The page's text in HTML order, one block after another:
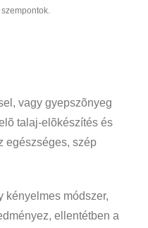
vagy gyepszõnyeg
talaj-elõkészítés és
egészséges, szép
kényelmes módszer,
ellentétben a